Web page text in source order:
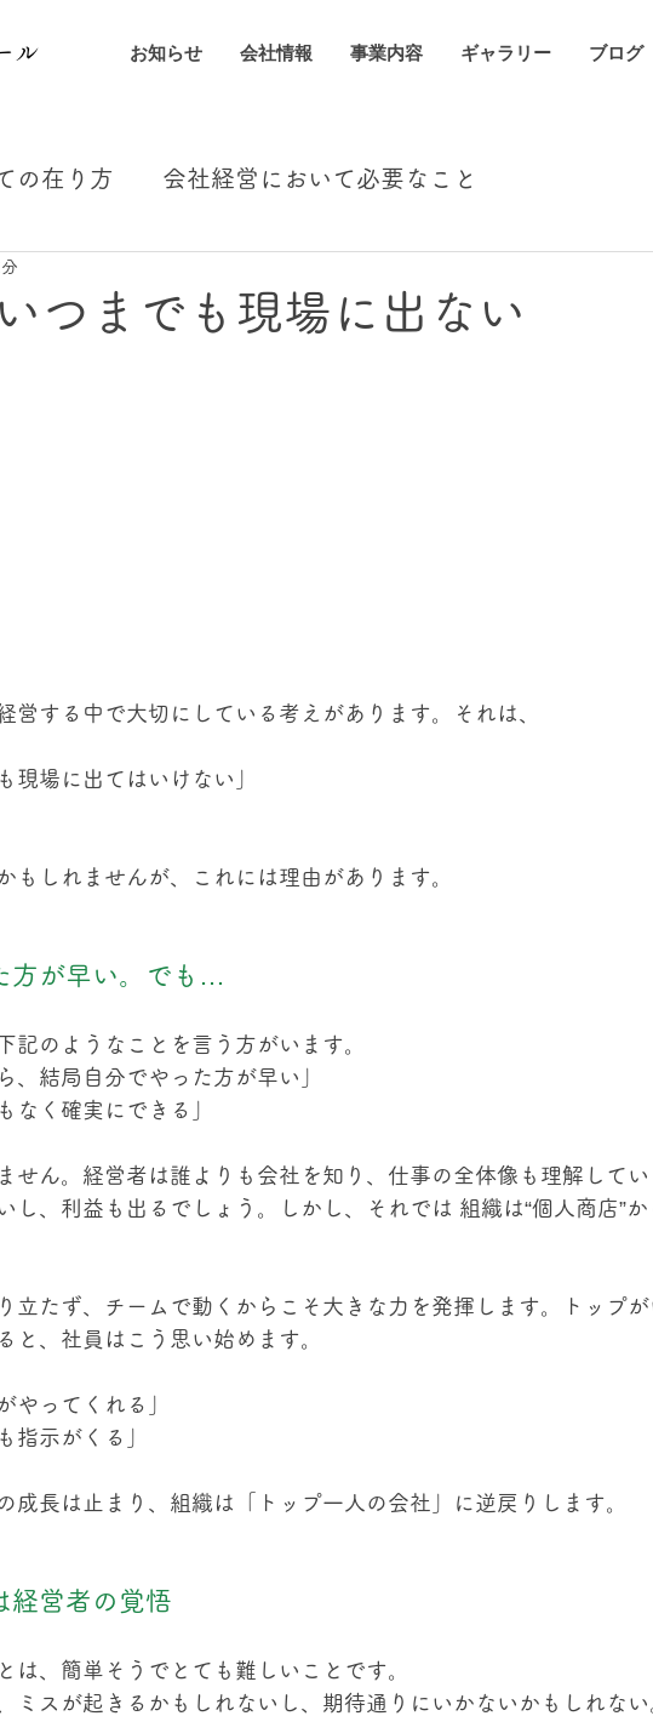
ル お知らせ 会社情報 事業内容 ギャラリー ブログ
の在り方 会社経営において必要なこと
つまでも現場に出ない
する中で大切にしている考えがあります。それは、
現場に出てはいけない」
もしれませんが、これには理由があります。
方が早い。でも…
のようなことを言う方がいます。
、結局自分でやった方が早い」
なく確実にできる」
せん。経営者は誰よりも会社を知り、仕事の全体像も理解してい
し、利益も出るでしょう。しかし、それでは 組織は“個人商店”か
たず、チームで動くからこそ大きな力を発揮します。トップが
と、社員はこう思い始めます。
やってくれる」
指示がくる」
成長は止まり、組織は「トップ一人の会社」に逆戻りします。
経営者の覚悟
は、簡単そうでとても難しいことです。
ミスが起きるかもしれないし、期待通りにいかないかもしれない